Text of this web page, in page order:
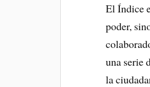
El Índice
poder,
una serie
la